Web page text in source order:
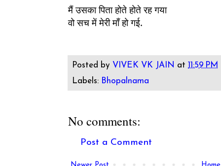
मैं उसका पिता होते होते रह गया
वो सच में मेरी माँ हो गई.
Posted by VIVEK VK JAIN at11:59 PM
Labels: Bhopalnama
No comments:
Post a Comment